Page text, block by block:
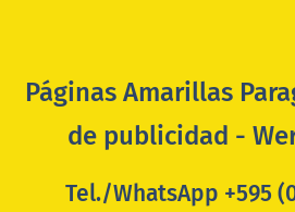
Páginas Amarillas
de publicidad -
Tel./WhatsApp +595